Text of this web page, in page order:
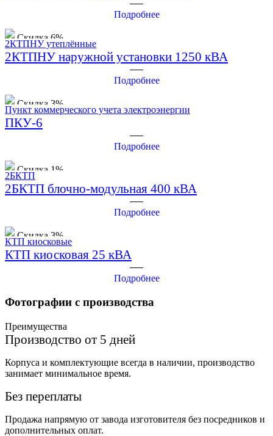
Подробнее
Скидка 6%
2КТПНУ утеплённые
2КТПНУ наружной установки 1250 кВА
Подробнее
Скидка 3%
Пункт коммерческого учета электроэнергии
ПКУ-6
Подробнее
Скидка 1%
2БКТП
2БКТП блочно-модульная 400 кВА
Подробнее
Скидка 3%
КТП киосковые
КТП киосковая 25 кВА
Подробнее
Фотографии с производства
Преимущества
Производство от 5 дней
Корпуса и комплектующие всегда в наличии, производство
занимает минимальное время.
Без переплаты
Продажа напрямую от завода изготовителя без посредников и
дополнительных оплат.